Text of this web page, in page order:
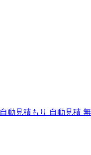
自動見積もり 自動見積